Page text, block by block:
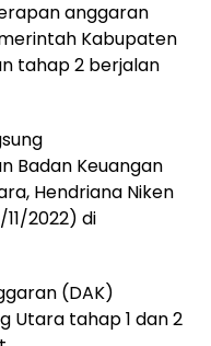
anggaran
Kabupaten
tahap 2 berjalan
Badan Keuangan
Hendriana Niken
2022) di
(DAK)
Utara tahap 1 dan 2